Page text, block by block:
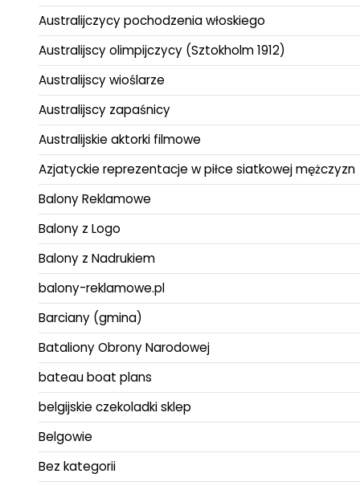
Australijczycy pochodzenia włoskiego
Australijscy olimpijczycy (Sztokholm 1912)
Australijscy wioślarze
Australijscy zapaśnicy
Australijskie aktorki filmowe
Azjatyckie reprezentacje w piłce siatkowej mężczyzn
Balony Reklamowe
Balony z Logo
Balony z Nadrukiem
balony-reklamowe.pl
Barciany (gmina)
Bataliony Obrony Narodowej
bateau boat plans
belgijskie czekoladki sklep
Belgowie
Bez kategorii